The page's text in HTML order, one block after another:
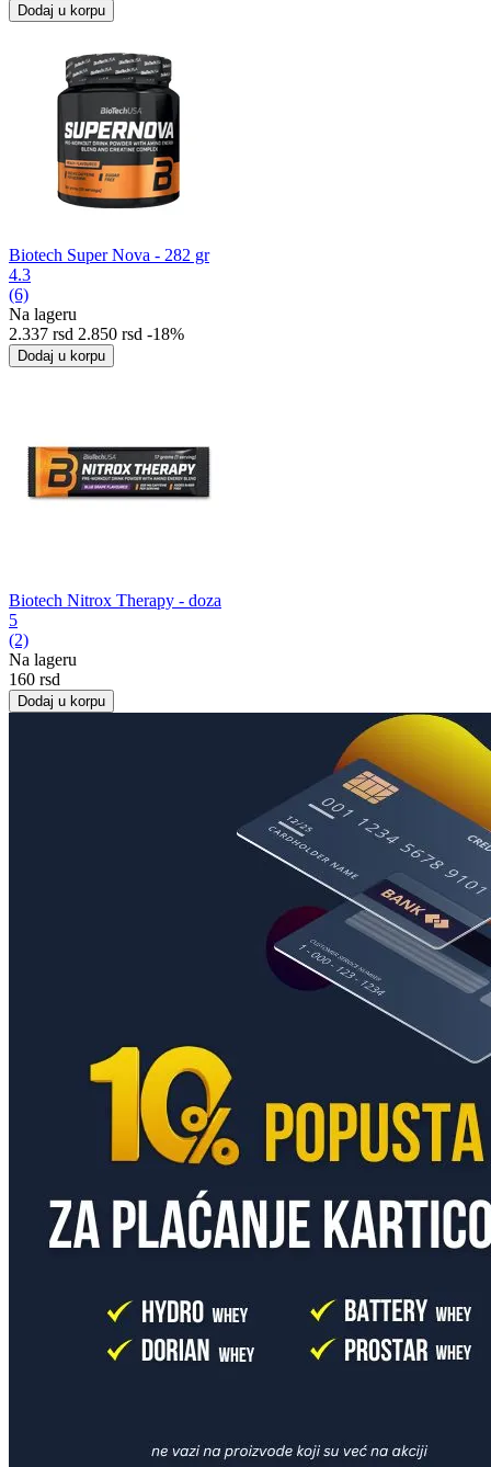
Dodaj u korpu
Biotech Super Nova - 282 gr
4.3
(6)
Na lageru
2.337 rsd 2.850 rsd -18%
Dodaj u korpu
Biotech Nitrox Therapy - doza
5
(2)
Na lageru
‍160‍ rsd
Dodaj u korpu